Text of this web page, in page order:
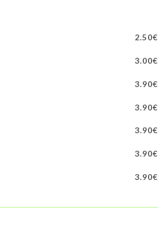
2.50€
3.00€
3.90€
3.90€
3.90€
3.90€
3.90€